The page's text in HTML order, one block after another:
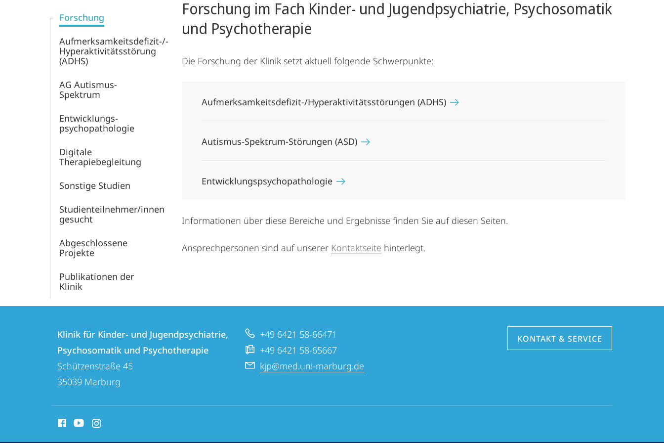
Psychosomatik
und
Forschung
Aufmerksamkeitsdefizit-/­
Hyperaktivitätsstörung
(ADHS)
AG Autismus-
Spektrum
Entwicklungs­
psychopathologie
Digitale
Therapiebegleitung
Sonstige Studien
Studienteilnehmer­/innen
gesucht
Abgeschlossene
Projekte
Publikationen der
Klinik
Forschung im Fach Kinder- und Jugendpsychiatrie, Psychosomatik
und Psychotherapie
Die Forschung der Klinik setzt aktuell folgende Schwerpunkte:
Aufmerksamkeitsdefizit-/Hyperaktivitätsstörungen (ADHS)
Autismus-Spektrum-Störungen (ASD)
Entwicklungspsychopathologie
Informationen über diese Bereiche und Ergebnisse finden Sie auf diesen Seiten.
Ansprechpersonen sind auf unserer Kontaktseite hinterlegt.
Informationen
Kontaktinformationen
Klinik
für
Kinder-
Jugendpsychiatrie,
Psychosomatik
Klinik für Kinder- und Jugendpsychiatrie,
Psychosomatik und Psychotherapie
Schützenstraße 45
35039 Marburg
+49 6421 58-66471
+49 6421 58-65667
kjp@med.uni-marburg.de
KONTAKT & SERVICE
Media